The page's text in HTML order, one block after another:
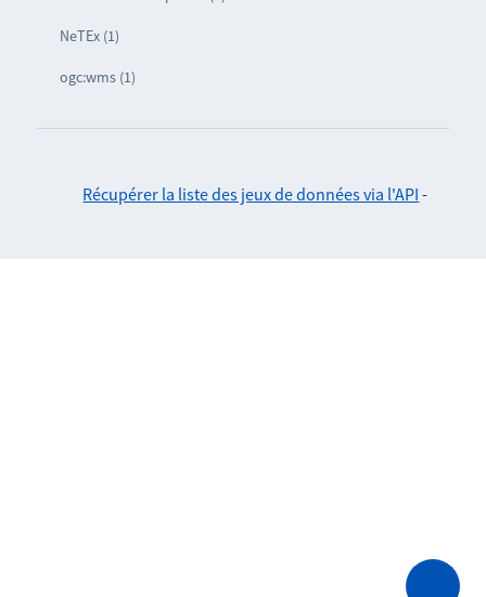
NeTEx (1)
ogc:wms (1)
Récupérer la liste des jeux de données via l'API -